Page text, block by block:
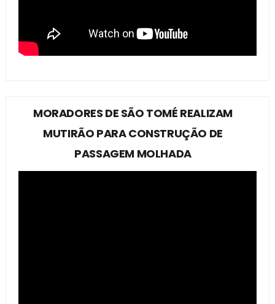
MORADORES DE SÃO TOMÉ REALIZAM
MUTIRÃO PARA CONSTRUÇÃO DE
PASSAGEM MOLHADA